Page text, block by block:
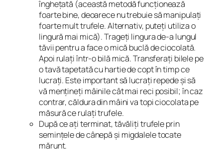
înghețată (această metodă funcționează
foarte bine, deoarece nu trebuie să manipulați
foarte mult trufele. Alternativ, puteți utiliza o
lingură mai mică). Trageți lingura de-a lungul
tăvii pentru a face o mică buclă de ciocolată.
Apoi rulați într-o bilă mică. Transferați bilele pe
o tavă tapetată cu hartie de copt în timp ce
lucrați. Este important să lucrați repede și să
vă mențineți mâinile cât mai reci posibil; în caz
contrar, căldura din mâini va topi ciocolata pe
măsură ce rulați trufele.
După ce ați terminat, tăvăliți trufele prin
semințele de cânepă și migdalele tocate
mărunt.